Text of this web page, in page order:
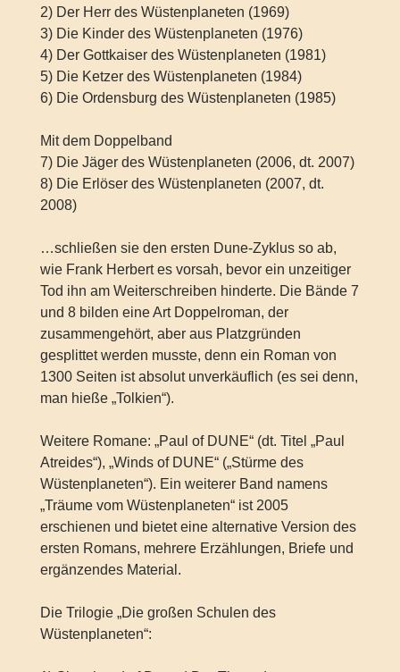
2) Der Herr des Wüstenplaneten (1969)
3) Die Kinder des Wüstenplaneten (1976)
4) Der Gottkaiser des Wüstenplaneten (1981)
5) Die Ketzer des Wüstenplaneten (1984)
6) Die Ordensburg des Wüstenplaneten (1985)
Mit dem Doppelband
7) Die Jäger des Wüstenplaneten (2006, dt. 2007)
8) Die Erlöser des Wüstenplaneten (2007, dt.
2008)
…schließen sie den ersten Dune-Zyklus so ab,
wie Frank Herbert es vorsah, bevor ein unzeitiger
Tod ihn am Weiterschreiben hinderte. Die Bände 7
und 8 bilden eine Art Doppelroman, der
zusammengehört, aber aus Platzgründen
gesplittet werden musste, denn ein Roman von
1300 Seiten ist absolut unverkäuflich (es sei denn,
man hieße „Tolkien“).
Weitere Romane: „Paul of DUNE“ (dt. Titel „Paul
Atreides“), „Winds of DUNE“ („Stürme des
Wüstenplaneten“). Ein weiterer Band namens
„Träume vom Wüstenplaneten“ ist 2005
erschienen und bietet eine alternative Version des
ersten Romans, mehrere Erzählungen, Briefe und
ergänzendes Material.
Die Trilogie „Die großen Schulen des
Wüstenplaneten“: